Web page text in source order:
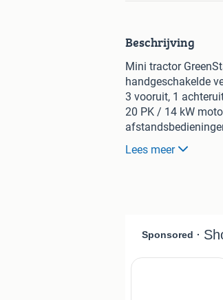
Beschrijving
Mini tractor
handgeschakelde
3 vooruit, 1
20 PK / 14 kW
540/750 PTO,
3-punts hefinrichting,
Vraagprijs € 5100.-
en feestdagen.
Lees meer